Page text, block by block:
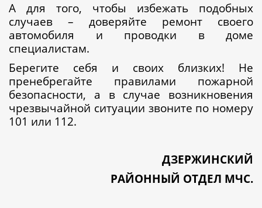
А для того, чтобы избежать подобных
случаев – доверяйте ремонт своего
автомобиля и проводки в доме
специалистам.
Берегите себя и своих близких! Не
пренебрегайте правилами пожарной
безопасности, а в случае возникновения
чрезвычайной ситуации звоните по номеру
101 или 112.
ДЗЕРЖИНСКИЙ
РАЙОННЫЙ ОТДЕЛ МЧС.